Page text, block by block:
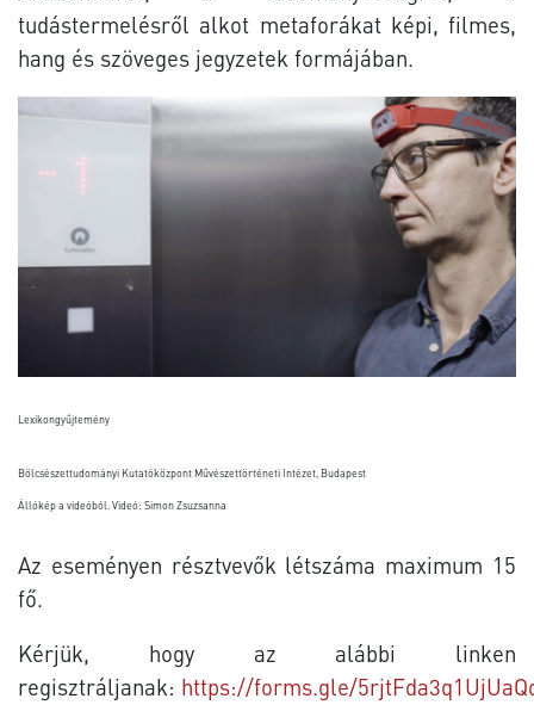
tudástermelésről alkot metaforákat képi, filmes,
hang és szöveges jegyzetek formájában.
Lexikongyűjtemény
Bölcsészettudományi Kutatóközpont Művészettörténeti Intézet, Budapest
Állókép a videóból. Videó: Simon Zsuzsanna
Az eseményen résztvevők létszáma maximum 15
fő.
Kérjük, hogy az alábbi linken
regisztráljanak: https://forms.gle/